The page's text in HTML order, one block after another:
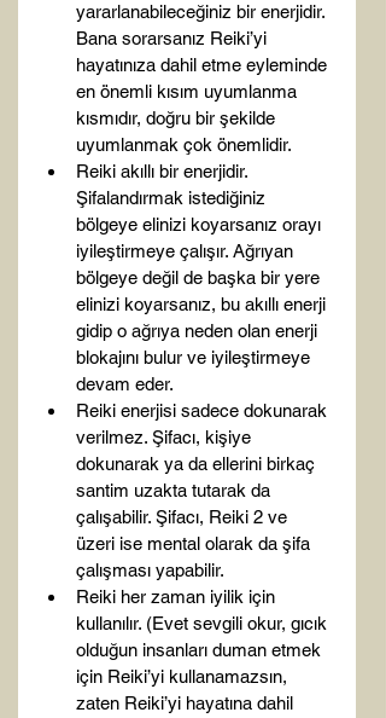
yararlanabileceğiniz bir enerjidir.
Bana sorarsanız Reiki’yi
hayatınıza dahil etme eyleminde
en önemli kısım uyumlanma
kısmıdır, doğru bir şekilde
uyumlanmak çok önemlidir.
Reiki akıllı bir enerjidir.
Şifalandırmak istediğiniz
bölgeye elinizi koyarsanız orayı
iyileştirmeye çalışır. Ağrıyan
bölgeye değil de başka bir yere
elinizi koyarsanız, bu akıllı enerji
gidip o ağrıya neden olan enerji
blokajını bulur ve iyileştirmeye
devam eder.
Reiki enerjisi sadece dokunarak
verilmez. Şifacı, kişiye
dokunarak ya da ellerini birkaç
santim uzakta tutarak da
çalışabilir. Şifacı, Reiki 2 ve
üzeri ise mental olarak da şifa
çalışması yapabilir.
Reiki her zaman iyilik için
kullanılır. (Evet sevgili okur, gıcık
olduğun insanları duman etmek
için Reiki’yi kullanamazsın,
zaten Reiki’yi hayatına dahil